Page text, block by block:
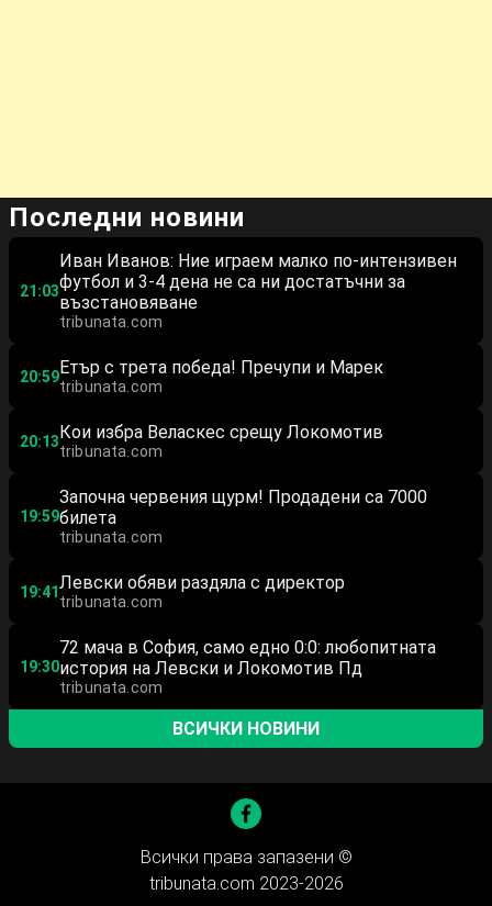
Последни новини
21:03
Иван Иванов: Ние играем малко по-интензивен
футбол и 3-4 дена не са ни достатъчни за
възстановяване
tribunata.com
20:59Етър с трета победа! Пречупи и Марек
tribunata.com
20:13Кои избра Веласкес срещу Локомотив
tribunata.com
19:59
Започна червения щурм! Продадени са 7000
билета
tribunata.com
19:41Левски обяви раздяла с директор
tribunata.com
19:30
72 мача в София, само едно 0:0: любопитната
история на Левски и Локомотив Пд
tribunata.com
ВСИЧКИ НОВИНИ
Всички права запазени ©
tribunata.com 2023-2026